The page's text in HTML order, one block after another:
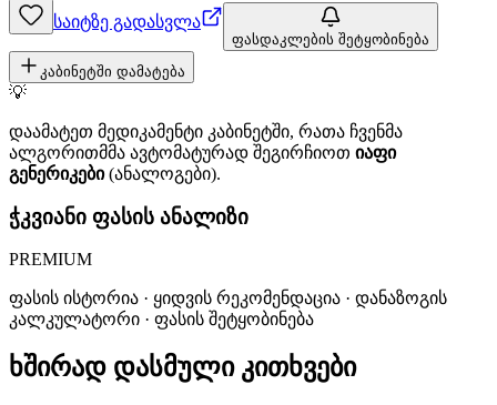
საიტზე გადასვლა
ფასდაკლების შეტყობინება
კაბინეტში დამატება
💡
დაამატეთ მედიკამენტი კაბინეტში, რათა ჩვენმა
ალგორითმმა ავტომატურად შეგირჩიოთ იაფი
გენერიკები(ანალოგები).
ჭკვიანი ფასის ანალიზი
PREMIUM
ფასის ისტორია · ყიდვის რეკომენდაცია · დანაზოგის
კალკულატორი · ფასის შეტყობინება
ხშირად დასმული კითხვები